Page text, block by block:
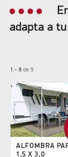
adapta a
1 - 9de 9
ALFOMBRA
1,5 X 3,0